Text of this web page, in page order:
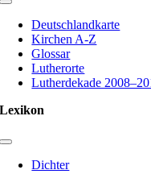
Toggle
NavigationDeutschlandkarte
Kirchen A-Z
Glossar
Lutherorte
Lutherdekade
Lexikon
Toggle
Navigation
Dichter